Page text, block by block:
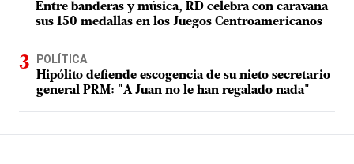
Entre banderas y música, RD celebra con caravana
sus 150 medallas en los Juegos Centroamericanos
POLÍTICA
Hipólito defiende escogencia de su nieto secretario
general PRM: "A Juan no le han regalado nada"